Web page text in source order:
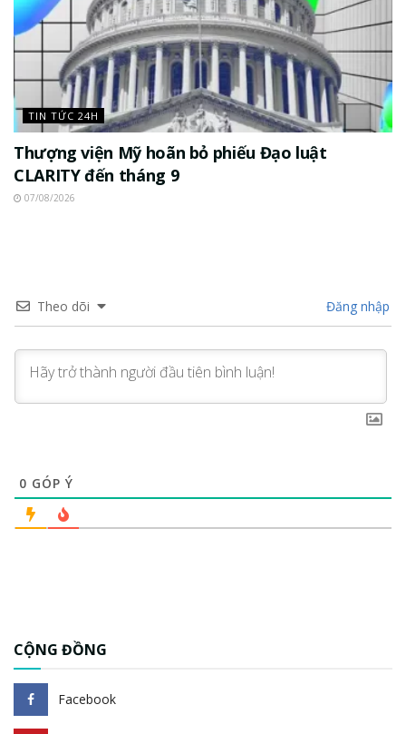
TIN TỨC 24H
Thượng viện Mỹ hoãn bỏ phiếu Đạo luật
CLARITY đến tháng 9
07/08/2026
Theo dõi Đăng nhập
0 GÓP Ý
CỘNG ĐỒNG
Facebook